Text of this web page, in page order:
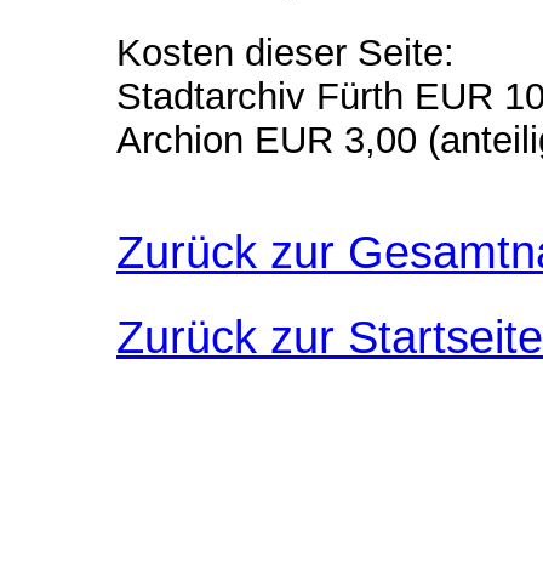
Kosten dieser Seite:
Stadtarchiv Fürth EUR
Archion EUR 3,00
Zurück zur
Zurück zur Startseite